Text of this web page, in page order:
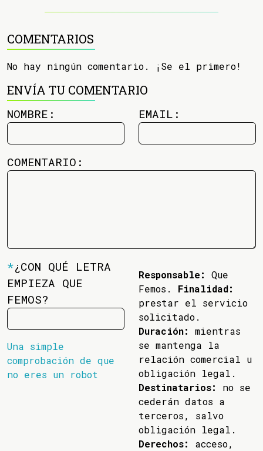
COMENTARIOS
No hay ningún comentario. ¡Se el primero!
ENVÍA TU COMENTARIO
NOMBRE: EMAIL:
COMENTARIO:
*¿CON QUÉ LETRA
EMPIEZA QUE
FEMOS?
Una simple
comprobación de que
no eres un robot
Responsable:
Que
Femos. Finalidad:
prestar el servicio
solicitado.
Duración:
mientras
se mantenga la
relación comercial u
obligación legal.
Destinatarios:
no se
cederán datos a
terceros, salvo
obligación legal.
Derechos:
acceso,